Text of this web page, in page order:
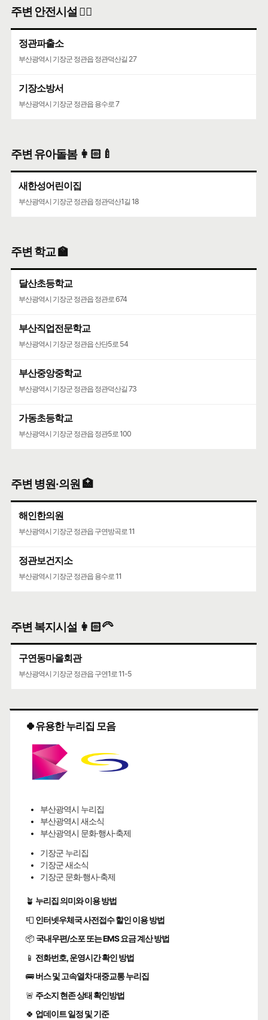
주변 안전시설 👮‍♀️
정관파출소
부산광역시 기장군 정관읍 정관덕산길 27
기장소방서
부산광역시 기장군 정관읍 용수로 7
주변 유아돌봄 👩🏻‍🍼
새한성어린이집
부산광역시 기장군 정관읍 정관덕산1길 18
주변 학교 🏫
달산초등학교
부산광역시 기장군 정관읍 정관로 674
부산직업전문학교
부산광역시 기장군 정관읍 산단5로 54
부산중앙중학교
부산광역시 기장군 정관읍 정관덕산길 73
가동초등학교
부산광역시 기장군 정관읍 정관5로 100
주변 병원·의원 🏥
해인한의원
부산광역시 기장군 정관읍 구연방곡로 11
정관보건지소
부산광역시 기장군 정관읍 용수로 11
주변 복지시설 👩🏻‍🦳
구연동마을회관
부산광역시 기장군 정관읍 구연1로 11-5
🍀유용한 누리집 모음
부산광역시 누리집
부산광역시 새소식
부산광역시 문화·행사·축제
기장군 누리집
기장군 새소식
기장군 문화·행사·축제
🪴 누리집 의미와 이용 방법
📮 인터넷우체국 사전접수 할인 이용 방법
📦 국내우편/소포 또는 EMS 요금 계산 방법
📱 전화번호, 운영시간 확인 방법
🚌버스 및 고속열차 대중교통 누리집
🚨 주소지 현존 상태 확인방법
🍀 업데이트 일정 및 기준